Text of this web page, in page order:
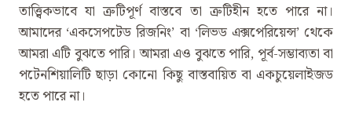
তাত্ত্বিকভাবে যা ত্রুটিপূর্ণ বাস্তবে তা ত্রুটিহীন হতে পারে না।
আমাদের ‘একসেপটেড রিজনিং’ বা ‘লিভড এক্সপেরিয়েন্স’ থেকে
আমরা এটি বুঝতে পারি। আমরা এও বুঝতে পারি, পূর্ব-সম্ভাব্যতা বা
পটেনশিয়ালিটি ছাড়া কোনো কিছু বাস্তবায়িত বা একচুয়েলাইজড
হতে পারে না।